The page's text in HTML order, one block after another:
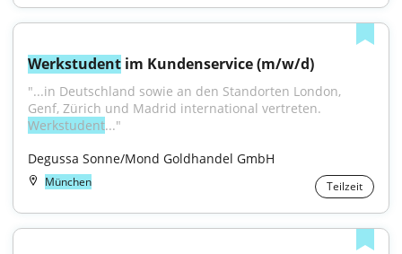
Werkstudent im Kundenservice (m/w/d)
"...in Deutschland sowie an den Standorten London,
Werkstudent..."
Degussa Sonne/Mond Goldhandel GmbH
München Teilzeit